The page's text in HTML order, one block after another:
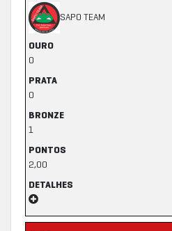
SAPO TEAM
OURO
0
PRATA
0
BRONZE
1
PONTOS
2,00
DETALHES